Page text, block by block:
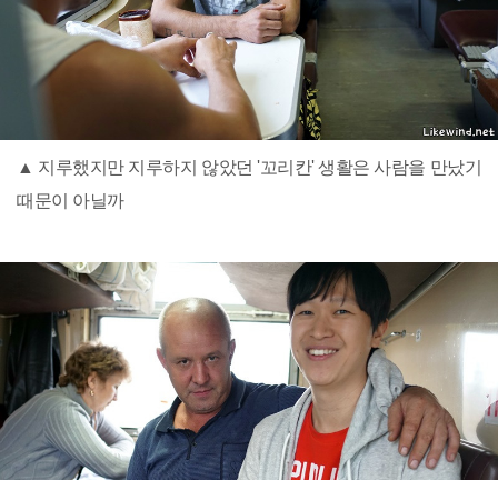
▲ 지루했지만 지루하지 않았던 '꼬리칸' 생활은 사람을 만났기
때문이 아닐까